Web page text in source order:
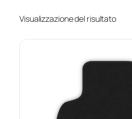
Visualizzazione del risultato